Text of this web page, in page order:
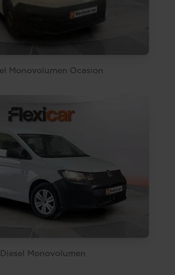
Monovolumen Ocasion
Diesel Monovolumen